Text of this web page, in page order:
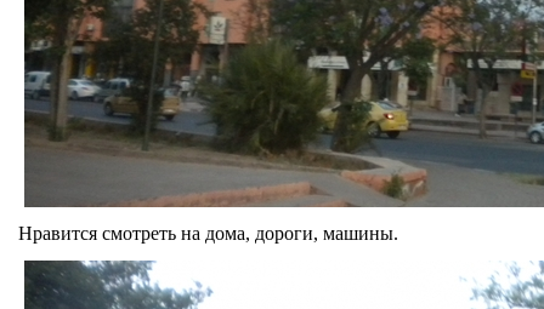
Нравится смотреть на дома, дороги, машины.